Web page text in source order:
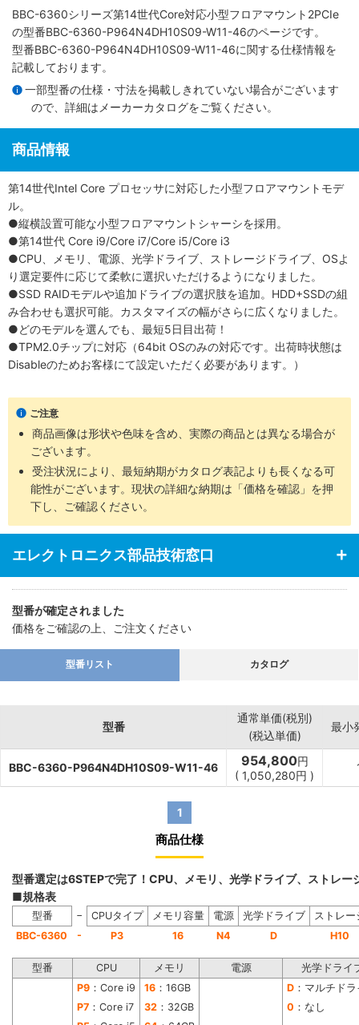
BBC-6360シリーズ第14世代Core対応小型フロアマウント2PCIe
の型番BBC-6360-P964N4DH10S09-W11-46のページです。
型番BBC-6360-P964N4DH10S09-W11-46に関する仕様情報を
記載しております。
一部型番の仕様・寸法を掲載しきれていない場合がございます
ので、詳細は メーカーカタログをご覧ください。
商品情報
第14世代Intel Core プロセッサに対応した小型フロアマウントモデ
ル。
●縦横設置可能な小型フロアマウントシャーシを採用。
●第14世代 Core i9/Core i7/Core i5/Core i3
●CPU、メモリ、電源、光学ドライブ、ストレージドライブ、OSよ
り選定要件に応じて柔軟に選択いただけるようになりました。
●SSD RAIDモデルや追加ドライブの選択肢を追加。HDD+SSDの組
み合わせも選択可能。カスタマイズの幅がさらに広くなりました。
●どのモデルを選んでも、最短5日目出荷！
●TPM2.0チップに対応（64bit OSのみの対応です。出荷時状態は
Disableのためお客様にて設定いただく必要があります。）
ご注意
商品画像は形状や色味を含め、実際の商品とは異なる場合が
ございます。
受注状況により、最短納期がカタログ表記よりも長くなる可
能性がございます。現状の詳細な納期は「価格を確認」を押
下し、ご確認ください。
エレクトロニクス部品技術窓口
型番が確定されました
価格をご確認の上、ご注文ください
型番リスト カタログ
型番
通常単価(税別)
(税込単価)
最小
BBC-6360-P964N4DH10S09-W11-46 954,800円
( 1,050,280円 )
1
商品仕様
型番選定は6STEPで完了！CPU、メモリ、光学ドライブ、ストレ
■規格表
型番 − CPUタイプ メモリ容量 電源 光学ドライブ
ストレー
BBC-6360
- P3 16 N4 D H10
型番 CPU メモリ 電源
光学ドライ
P9 ：Core i9 16 ：16GB D ：マルチド
P7 ：Core i7 32 ：32GB 0 ：なし